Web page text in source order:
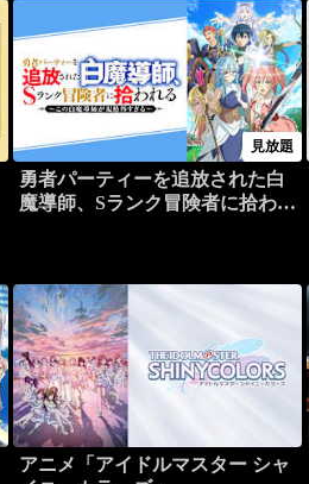
見放題
勇者パーティーを追放された白
魔導師、Sランク冒険者に拾われ
アニメ「アイドルマスター シャ